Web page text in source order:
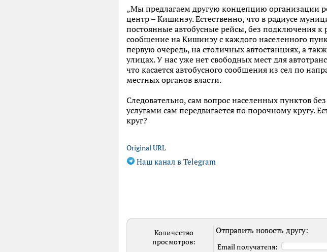
„Мы предлагаем другую концепцию организации
центр – Кишинэу. Естественно, что в радиусе
постоянные автобусные рейсы, без подключения
сообщение на Кишинэу с каждого населенного
первую очередь, на столичных автостанциях, а
улицах. У нас уже нет свободных мест для
что касается автобусного сообщения из сел по
местных органов власти.
Следовательно, сам вопрос населенных пунктов
услугами сам передвигается по порочному кругу.
круг?
Original URL
Наш канал в Telegram
Количество
просмотров:
Отправить новость другу:
Email получателя: